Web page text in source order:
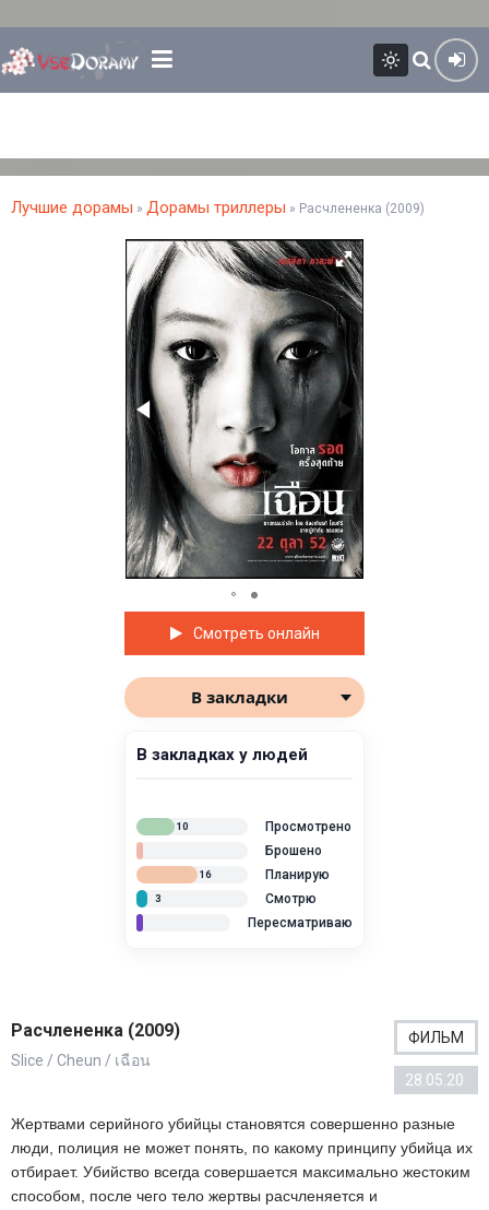
Лучшие дорамы » Дорамы триллеры » Расчлененка (2009)
Смотреть онлайн
В закладки
В закладках у людей
Просмотрено
10
Брошено
Планирую
16
Смотрю
3
Пересматриваю
Расчлененка (2009)
Slice / Cheun / เฉือน
ФИЛЬМ
28.05.20
Жертвами серийного убийцы становятся совершенно разные
люди, полиция не может понять, по какому принципу убийца их
отбирает. Убийство всегда совершается максимально жестоким
способом, после чего тело жертвы расчленяется и